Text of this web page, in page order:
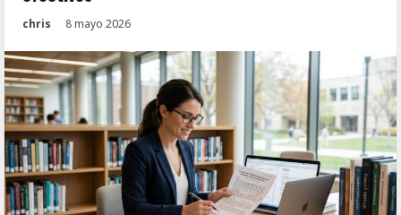
chris 8 mayo 2026